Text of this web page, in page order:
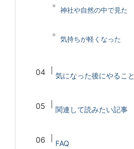
神社や自然の中で見た
気持ちが軽くなった
気になった後にやること
関連して読みたい記事
FAQ